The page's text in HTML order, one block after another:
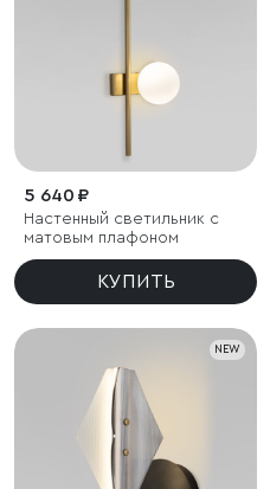
5 640 ₽
Настенный светильник с
матовым плафоном
КУПИТЬ
NEW